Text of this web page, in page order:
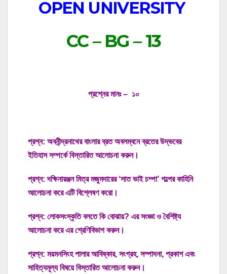
OPEN UNIVERSITY
CC – BG – 13
প্রশ্নের মানঃ – ১০
প্রশ্ন: অবনীন্দ্রনাথের বাংলার ব্রত অবলম্বনে ব্রতের উদ্ভবের
ইতিহাস সম্পর্কে বিস্তারিত আলোচনা করুন।
প্রশ্ন: দক্ষিনারঞ্জন মিত্র মজুমদারের ‘সাত ভাই চম্পা’ গল্পের কাহিনি
আলোচনা করে এটি বিশ্লেষণ করো।
প্রশ্ন: লোকসংস্কৃতি বলতে কি বোঝায়? এর সংজ্ঞা ও বৈশিষ্ট্য
আলোচনা করে এর শ্রেণিবিভাগ করুন।
প্রশ্ন: ময়মনসিংহ পালার আবিষ্কার, সংগ্রহ, সম্পাদনা, প্রকাশ এবং
সাহিত্যমূল্য বিষয়ে বিস্তারিত আলোচনা করুন।